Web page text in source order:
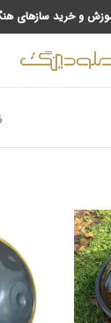
و خرید سازهای